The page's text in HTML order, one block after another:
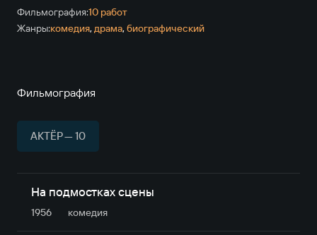
Фильмография:10 работ
Жанры:комедия, драма,биографический
Фильмография
АКТЁР — 10
На подмостках сцены
1956 комедия